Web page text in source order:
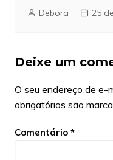
Debora 25
Deixe um
O seu endereço de e-
obrigatórios são
Comentário *